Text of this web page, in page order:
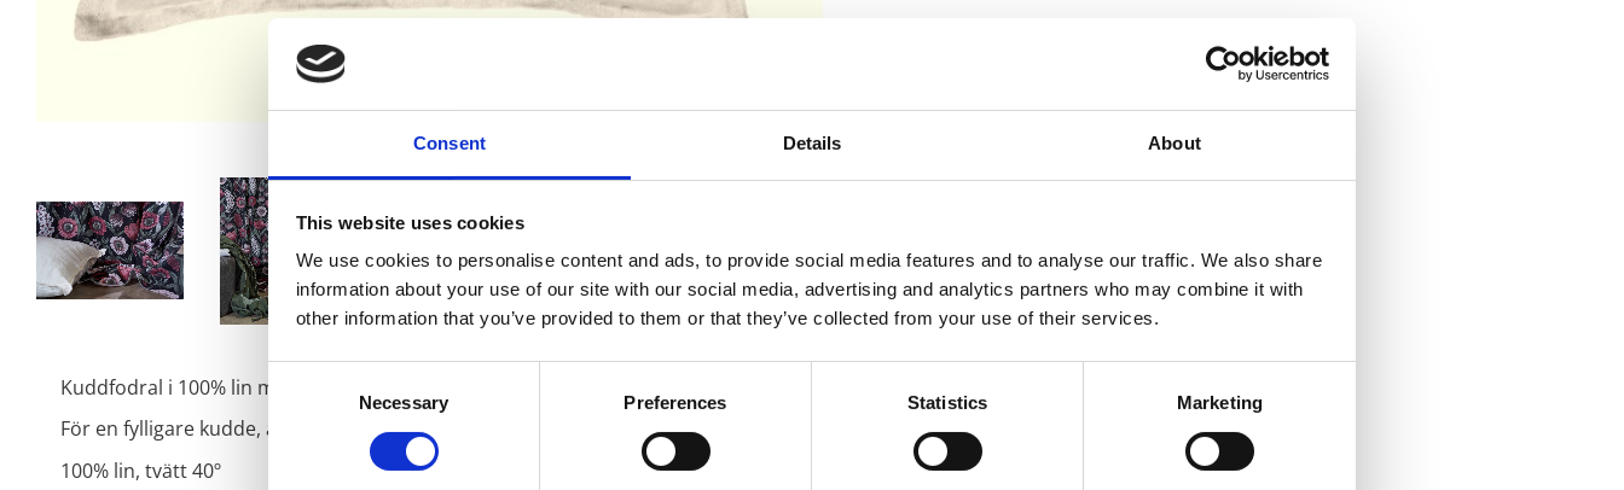
Consent Details About
This website uses cookies
We use cookies to personalise content and ads, to provide social media features and to analyse our traffic. We also share
information about your use of our site with our social media, advertising and analytics partners who may combine it with
other information that you’ve provided to them or that they’ve collected from your use of their services.
Necessary Preferences Statistics Marketing
Rutnätsvy
Listvy
Kuddfodral i 100% lin med jeanssöm runt om och dragkedja på baksidan. Finns i flera olika färgställningar.
För en fylligare kudde, använd en innerkudde som är några centimeter större än kuddfodralet.
100% lin, tvätt 40º